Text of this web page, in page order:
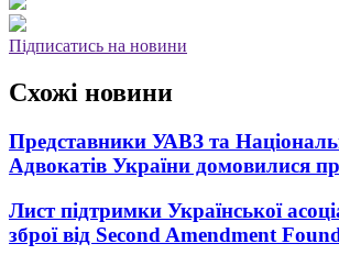
Підписатись на новини
Схожі новини
Представники УАВЗ та
Адвокатів України домовилися
Лист підтримки Української
зброї від Second Amendment